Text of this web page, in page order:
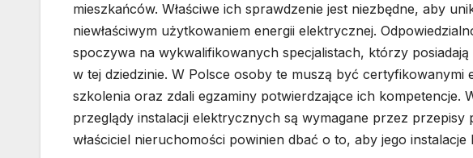
mieszkańców. Właściwe ich sprawdzenie jest niezbędne, aby
niewłaściwym użytkowaniem energii elektrycznej.
spoczywa na wykwalifikowanych specjalistach, którzy
w tej dziedzinie. W Polsce osoby te muszą być
szkolenia oraz zdali egzaminy potwierdzające ich kompetencje.
przeglądy instalacji elektrycznych są wymagane przez
właściciel nieruchomości powinien dbać o to, aby jego